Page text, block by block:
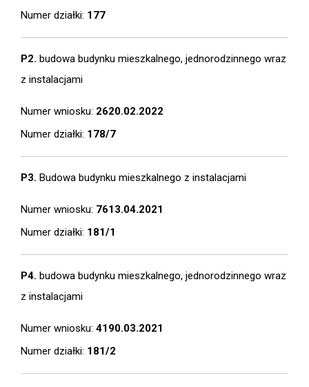
Numer działki: 177
P2. budowa budynku mieszkalnego, jednorodzinnego wraz
z instalacjami
Numer wniosku: 2620.02.2022
Numer działki: 178/7
P3. Budowa budynku mieszkalnego z instalacjami
Numer wniosku: 7613.04.2021
Numer działki: 181/1
P4. budowa budynku mieszkalnego, jednorodzinnego wraz
z instalacjami
Numer wniosku: 4190.03.2021
Numer działki: 181/2